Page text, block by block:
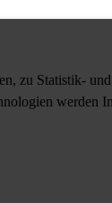
zu Statistik-
werden